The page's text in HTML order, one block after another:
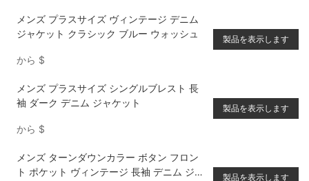
メンズ プラスサイズ ヴィンテージ デニム
ジャケット クラシック ブルー ウォッシュ
から $
製品を表示します
メンズ プラスサイズ シングルブレスト 長
袖 ダーク デニム ジャケット
から $
製品を表示します
メンズ ターンダウンカラー ボタン フロン
ト ポケット ヴィンテージ 長袖 デニム ジャ
製品を表示します